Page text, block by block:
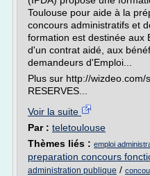
Toulouse pour aide à la
concours administratifs et
formation est destinée aux
d'un contrat aidé, aux
demandeurs d'Emploi...
Plus sur http://
RESERVES...
Voir la suite
Par : teletoulouse
Thèmes liés : emploi
preparation concours
administration publique /